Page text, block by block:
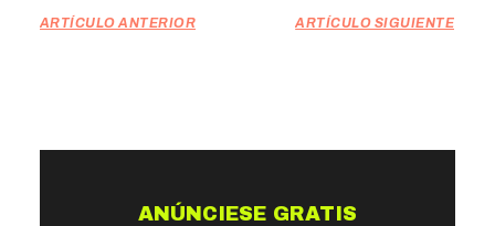
ARTÍCULO ANTERIOR ARTÍCULO SIGUIENTE
ANÚNCIESE GRATIS